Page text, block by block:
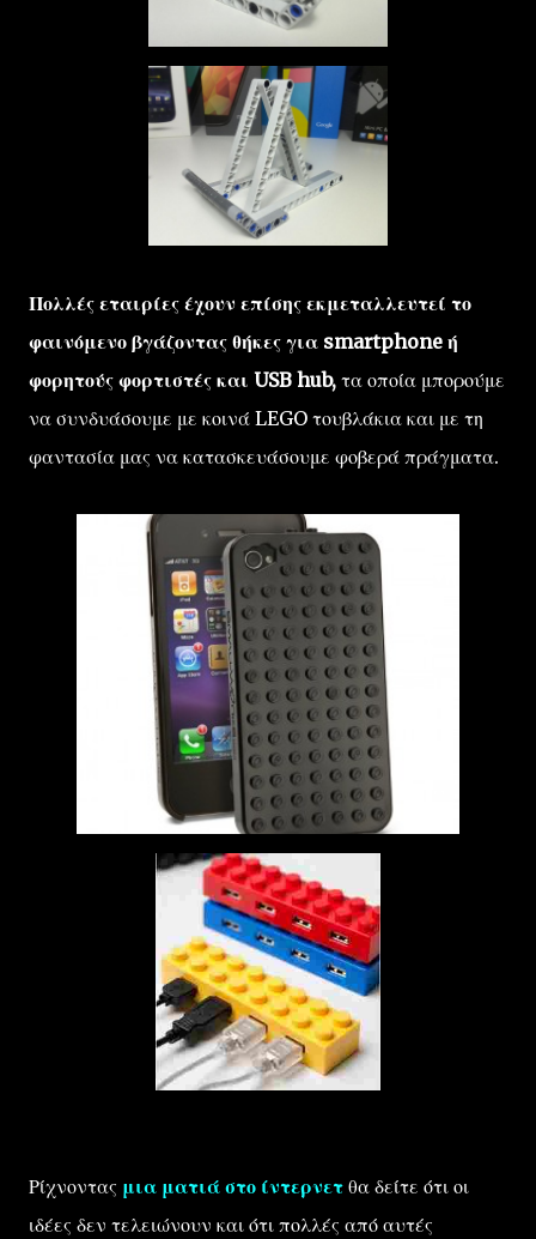
Πολλές εταιρίες έχουν επίσης εκμεταλλευτεί το
φαινόμενο βγάζοντας θήκες για smartphone ή
φορητούς φορτιστές και USB hub, τα οποία μπορούμε
να συνδυάσουμε με κοινά LEGO τουβλάκια και με τη
φαντασία μας να κατασκευάσουμε φοβερά πράγματα.
Ρίχνοντας μια ματιά στο ίντερνετ θα δείτε ότι οι
ιδέες δεν τελειώνουν και ότι πολλές από αυτές